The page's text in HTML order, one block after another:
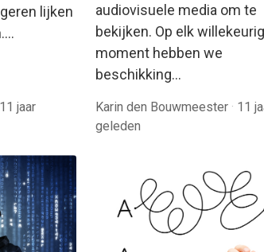
lijken
11 jaar
audiovisuele media om te
bekijken. Op elk willekeurig
moment hebben we
beschikking…
Karin den Bouwmeester · 11
geleden